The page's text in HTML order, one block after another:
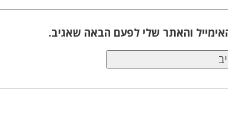
והאתר שלי לפעם הבאה שאגיב.